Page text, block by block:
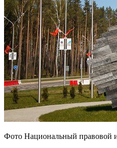
Фото Национальный правовой